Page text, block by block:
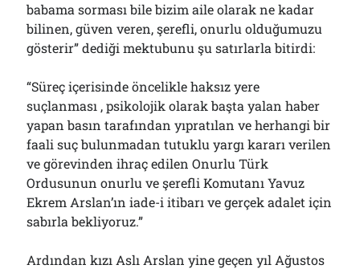
babama sorması bile bizim aile olarak ne kadar
bilinen, güven veren, şerefli, onurlu olduğumuzu
gösterir” dediği mektubunu şu satırlarla bitirdi:
“Süreç içerisinde öncelikle haksız yere
suçlanması , psikolojik olarak başta yalan haber
yapan basın tarafından yıpratılan ve herhangi bir
faali suç bulunmadan tutuklu yargı kararı verilen
ve görevinden ihraç edilen Onurlu Türk
Ordusunun onurlu ve şerefli Komutanı Yavuz
Ekrem Arslan’ın iade-i itibarı ve gerçek adalet için
sabırla bekliyoruz.”
Ardından kızı Aslı Arslan yine geçen yıl Ağustos